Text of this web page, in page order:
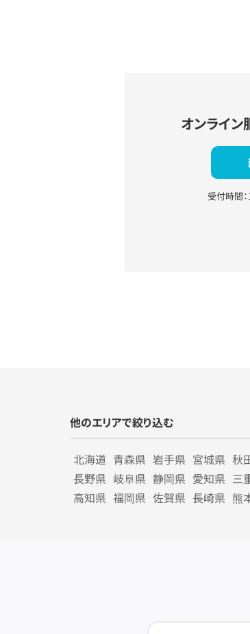
オンライ
受付時間
他のエリアで絞り込む
北海道 青森県 岩手県 宮城県 秋
長野県 岐阜県 静岡県 愛知県 三
高知県 福岡県 佐賀県 長崎県 熊